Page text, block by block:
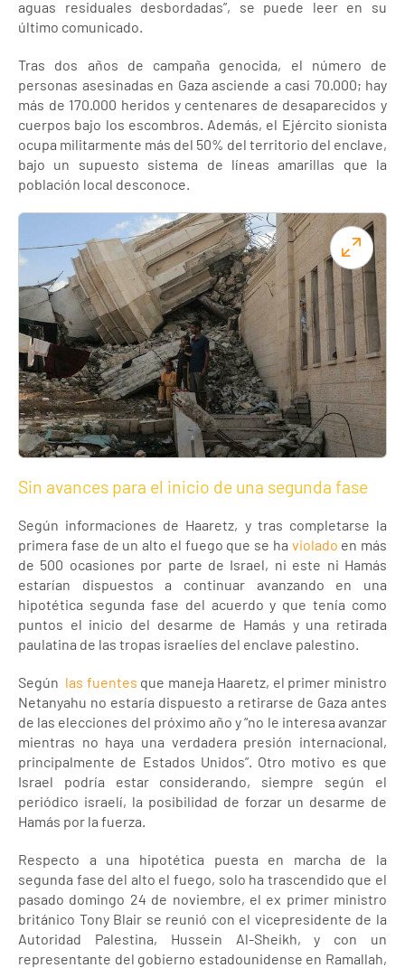
aguas residuales desbordadas”, se puede leer en su
último comunicado.
Tras dos años de campaña genocida, el número de
personas asesinadas en Gaza asciende a casi 70.000; hay
más de 170.000 heridos y centenares de desaparecidos y
cuerpos bajo los escombros. Además, el Ejército sionista
ocupa militarmente más del 50% del territorio del enclave,
bajo un supuesto sistema de líneas amarillas que la
población local desconoce.
Sin avances para el inicio de una segunda fase
Según informaciones de Haaretz, y tras completarse la
primera fase de un alto el fuego que se ha violado en más
de 500 ocasiones por parte de Israel, ni este ni Hamás
estarían dispuestos a continuar avanzando en una
hipotética segunda fase del acuerdo y que tenía como
puntos el inicio del desarme de Hamás y una retirada
paulatina de las tropas israelíes del enclave palestino.
Según las fuentes que maneja Haaretz, el primer ministro
Netanyahu no estaría dispuesto a retirarse de Gaza antes
de las elecciones del próximo año y “no le interesa avanzar
mientras no haya una verdadera presión internacional,
principalmente de Estados Unidos”. Otro motivo es que
Israel podría estar considerando, siempre según el
periódico israelí, la posibilidad de forzar un desarme de
Hamás por la fuerza.
Respecto a una hipotética puesta en marcha de la
segunda fase del alto el fuego, solo ha trascendido que el
pasado domingo 24 de noviembre, el ex primer ministro
británico Tony Blair se reunió con el vicepresidente de la
Autoridad Palestina, Hussein Al-Sheikh, y con un
representante del gobierno estadounidense en Ramallah,